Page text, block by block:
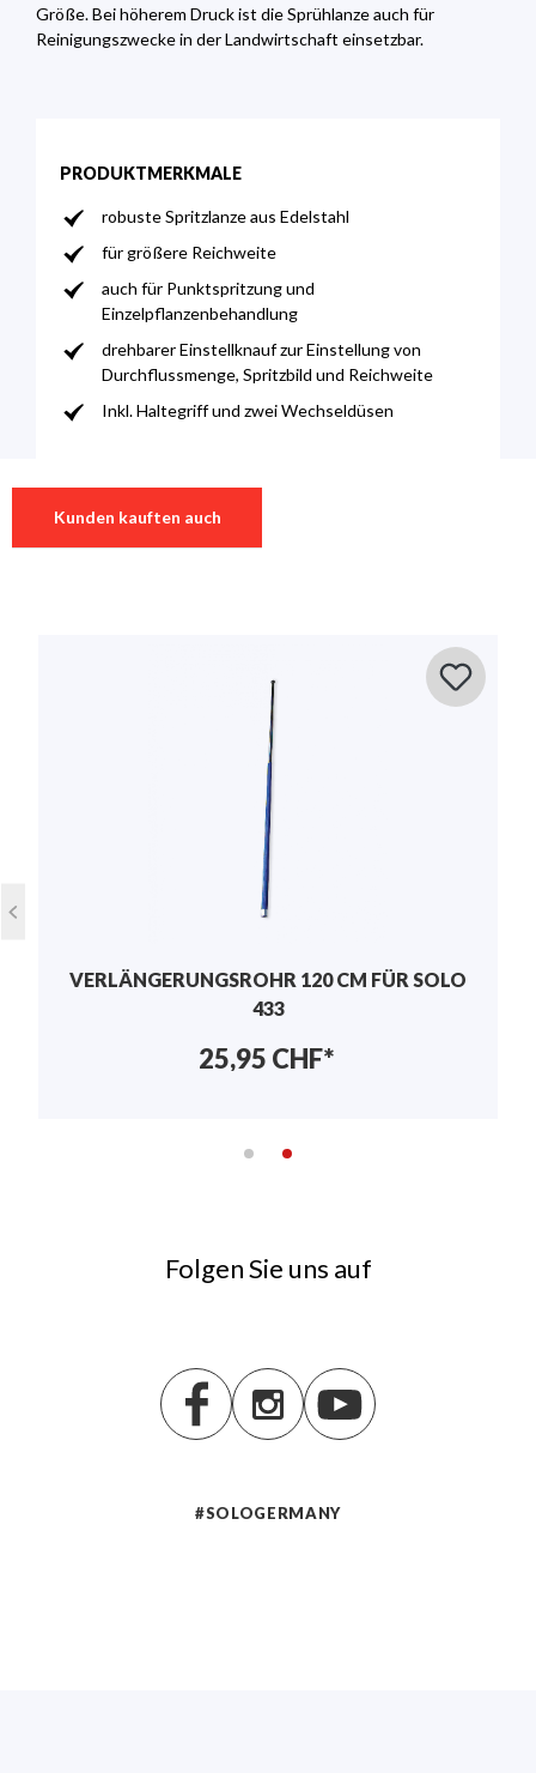
Größe. Bei höherem Druck ist die Sprühlanze auch für
Reinigungszwecke in der Landwirtschaft einsetzbar.
PRODUKTMERKMALE
robuste Spritzlanze aus Edelstahl
für größere Reichweite
auch für Punktspritzung und
Einzelpflanzenbehandlung
drehbarer Einstellknauf zur Einstellung von
Durchflussmenge, Spritzbild und Reichweite
Inkl. Haltegriff und zwei Wechseldüsen
Bewertung schreiben
Bewertungen nur in der aktuellen Sprache
Keine Bewertungen gefunden. Teilen Sie Ihre
Kunden kauften auch
VERLÄNGERUNGSROHR 120 CM FÜR SOLO
433
25,95 CHF*
Folgen Sie uns auf
#SOLOGERMANY